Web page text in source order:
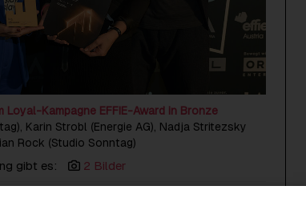
Loyal-Kampagne EFFIE-Award in Bronze
Karin Strobl (Energie AG), Nadja Stritezsky
Rock (Studio Sonntag)
gibt es: 2 Bilder